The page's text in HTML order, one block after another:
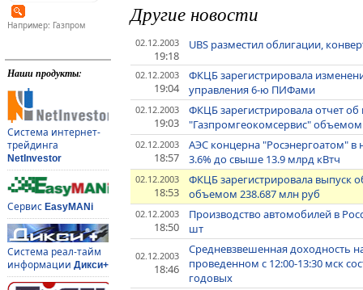
Например: Газпром
Наши продукты:
Система интернет-
трейдинга
NetInvestor
Сервис EasyMANi
Система реал-тайм
информации Дикси+
Другие новости
02.12.2003
19:18
UBS разместил облигации,
02.12.2003
19:04
ФКЦБ зарегистрировала
управления 6-ю ПИФами
02.12.2003
19:03
ФКЦБ зарегистрировала отчет
"Газпромгеокомсервис"
02.12.2003
18:57
АЭС концерна "Росэнергоатом" в
3.6% до свыше 13.9 млрд кВтч
02.12.2003
18:53
ФКЦБ зарегистрировала выпуск
объемом 238.687 млн руб
02.12.2003
18:50
Производство автомобилей в
шт
02.12.2003
18:46
Средневзвешенная доходность
проведенном с 12:00-13:30 мск
годовых